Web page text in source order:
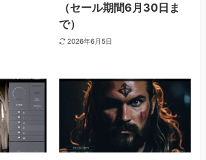
（セール期間6月30日ま
で）
2026年6月5日